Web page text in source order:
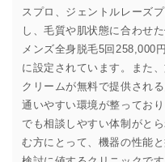
スプロ、ジェントルレーズ
し、毛質や肌状態に合わせ
メンズ全身脱毛5回258,000
に設定されています。また
クリームが無料で提供され
通いやすい環境が整ってお
でも相談しやすい体制がと
む方にとって、機器の性能